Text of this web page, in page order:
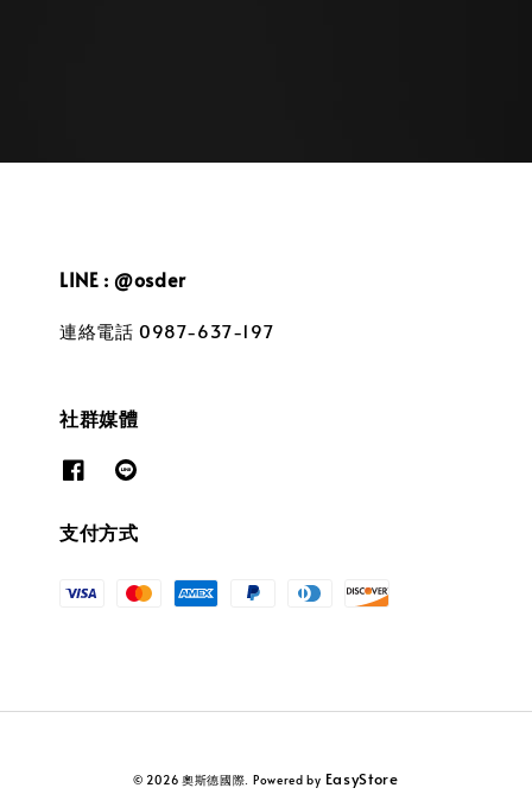
LINE : @osder
連絡電話 0987-637-197
社群媒體
支付方式
© 2026 奧斯德國際. Powered by EasyStore